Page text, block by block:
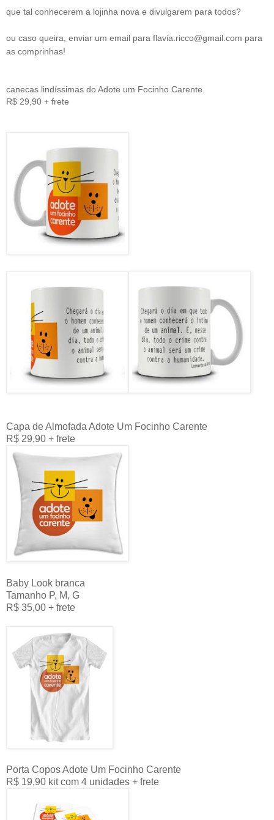
que tal conhecerem a lojinha nova e divulgarem para todos?
ou caso queira, enviar um email para flavia.ricco@gmail.com para
as comprinhas!
canecas lindíssimas do Adote um Focinho Carente.
R$ 29,90 + frete
Capa de Almofada Adote Um Focinho Carente
R$ 29,90 + frete
Baby Look branca
Tamanho P, M, G
R$ 35,00 + frete
Porta Copos Adote Um Focinho Carente
R$ 19,90 kit com 4 unidades + frete